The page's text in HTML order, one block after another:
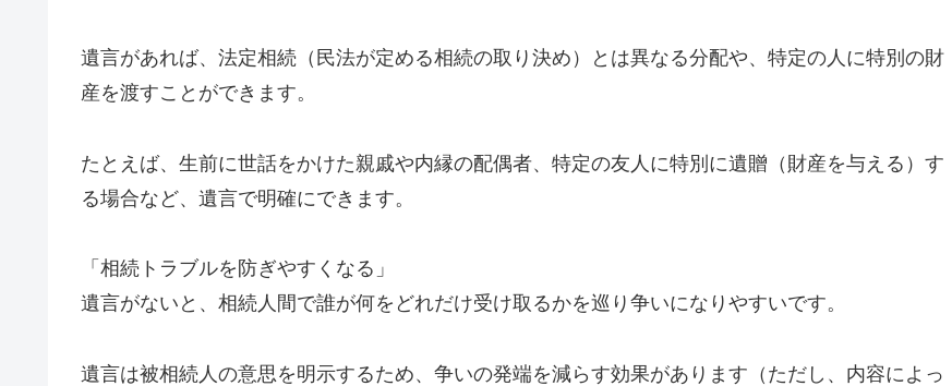
遺言があれば、法定相続（民法が定める相続の取り決め）とは異なる分配や、特定の人に特別の財
産を渡すことができます。
たとえば、生前に世話をかけた親戚や内縁の配偶者、特定の友人に特別に遺贈（財産を与える）す
る場合など、遺言で明確にできます。
「相続トラブルを防ぎやすくなる」
遺言がないと、相続人間で誰が何をどれだけ受け取るかを巡り争いになりやすいです。
遺言は被相続人の意思を明示するため、争いの発端を減らす効果があります（ただし、内容によっ